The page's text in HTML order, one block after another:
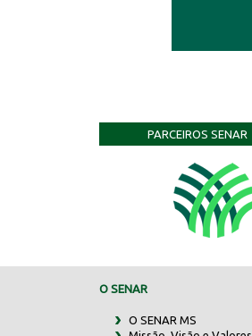
PARCEIROS SENAR
O SENAR
O SENAR MS